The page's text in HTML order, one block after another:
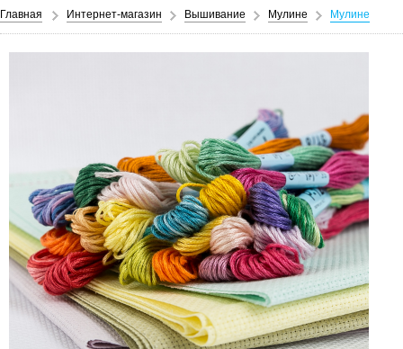
Главная Интернет-магазин Вышивание Мулине Мулине